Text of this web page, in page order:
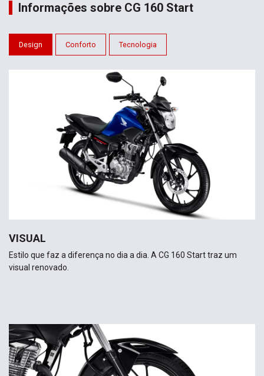
Informações sobre CG 160 Start
Design Conforto Tecnologia
VISUAL
Estilo que faz a diferença no dia a dia. A CG 160 Start traz um
visual renovado.